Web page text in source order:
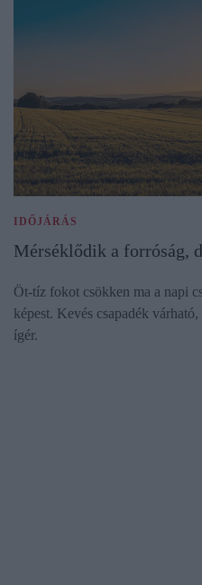
IDŐJÁRÁS
Mérséklődik a forróság,
Öt-tíz fokot csökken ma a napi
képest. Kevés csapadék
ígér.